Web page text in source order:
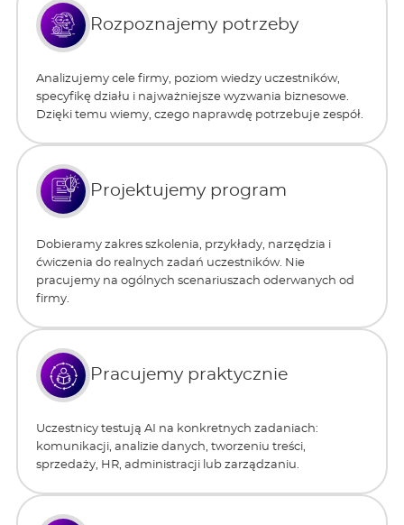
Rozpoznajemy potrzeby
Analizujemy cele firmy, poziom wiedzy uczestników,
specyfikę działu i najważniejsze wyzwania biznesowe.
Dzięki temu wiemy, czego naprawdę potrzebuje zespół.
Projektujemy program
Dobieramy zakres szkolenia, przykłady, narzędzia i
ćwiczenia do realnych zadań uczestników. Nie
pracujemy na ogólnych scenariuszach oderwanych od
firmy.
Pracujemy praktycznie
Uczestnicy testują AI na konkretnych zadaniach:
komunikacji, analizie danych, tworzeniu treści,
sprzedaży, HR, administracji lub zarządzaniu.